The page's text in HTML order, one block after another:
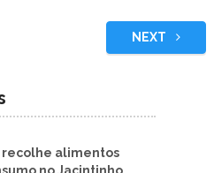
NEXT
alimentos
no Jacintinho